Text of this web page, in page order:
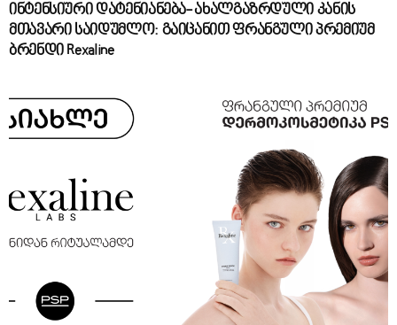
ინტენსიური დატენიანება- ახალგაზრდული კანის
მთავარი საიდუმლო: გაიცანით ფრანგული პრემიუმ
ბრენდი Rexaline